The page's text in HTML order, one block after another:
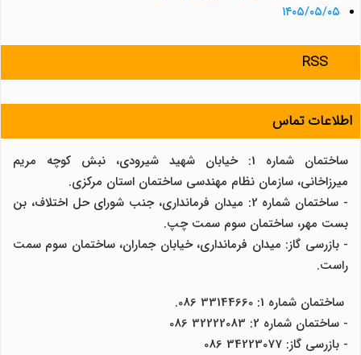
۱۴۰۵/۰۵/۰۵
RSS
اطلاعات تماس
ساختمان شماره 1: خیابان شهید شیرودی، نبش کوچه مریم
میرزاخانی، سازمان نظام مهندسی ساختمان استان مرکزی.
- ساختمان شماره 2: میدان فرمانداری، جنب شورای حل اختلاف، بن
بست مهر، ساختمان سوم سمت چپ.
- بازرسی گاز: میدان فرمانداری، خیابان جماران، ساختمان سوم سمت
راست.
ساختمان شماره 1: 33144660 086.
- ساختمان شماره 2: 32222083 086
- بازرسی گاز: 34223077 086